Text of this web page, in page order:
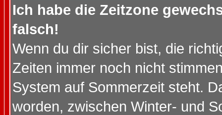
Ich habe die Zeitzone
falsch!
Wenn du dir sicher bist, die
Zeiten immer noch nicht
System auf Sommerzeit steht.
worden, zwischen Winter- und